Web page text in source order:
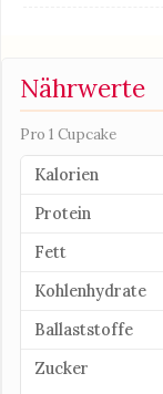
Nährwerte
Pro 1 Cupcake
Kalorien
Protein
Fett
Kohlenhydrate
Ballaststoffe
Zucker